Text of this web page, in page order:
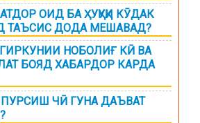
ОИД БА ҲУҚУҚИ КӮДАК
ТАЪСИС ДОДА МЕШАВАД?
НОБОЛИҒ КӢ ВА
БОЯД ХАБАРДОР КАРДА
ЧӢ ГУНА ДАЪВАТ